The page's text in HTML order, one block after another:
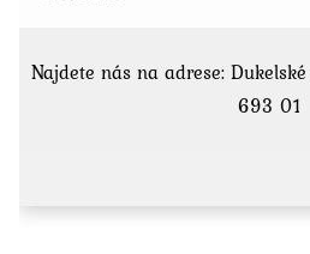
Najdete nás na adrese:
693 01